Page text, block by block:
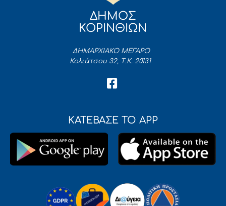
ΔΗΜΟΣ
ΚΟΡΙΝΘΙΩΝ
ΔΗΜΑΡΧΙΑΚΟ ΜΕΓΑΡΟ
Κολιάτσου 32, Τ.Κ. 20131
ΚΑΤΕΒΑΣΕ ΤΟ APP